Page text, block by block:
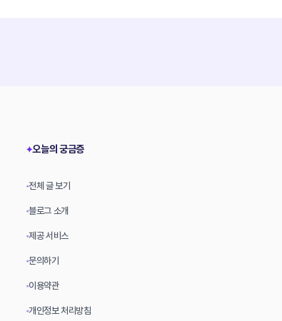
✦오늘의 궁금증
•전체 글 보기
•블로그 소개
•제공 서비스
•문의하기
•이용약관
•개인정보 처리방침